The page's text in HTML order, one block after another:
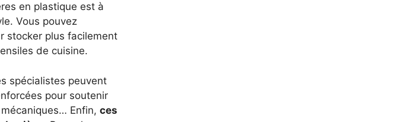
en plastique est à
Vous pouvez
stocker plus facilement
de cuisine.
spécialistes peuvent
pour soutenir
Enfin, ces